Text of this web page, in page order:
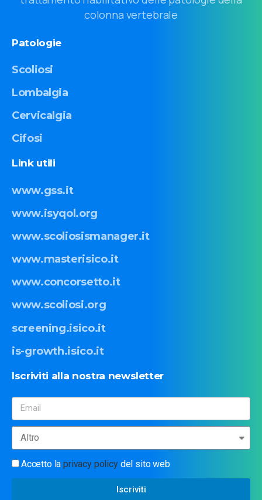
colonna vertebrale
Patologie
Scoliosi
Lombalgia
Cervicalgia
Cifosi
Link utili
www.gss.it
www.isyqol.org
www.scoliosismanager.it
www.masterisico.it
www.concorsetto.it
www.scoliosi.org
screening.isico.it
is-growth.isico.it
Iscriviti alla nostra newsletter
Accetto laprivacy policydel sito web
Iscriviti